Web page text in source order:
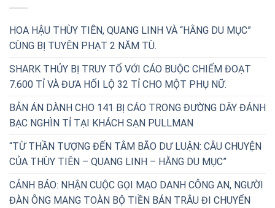
HOA HẬU THÙY TIÊN, QUANG LINH VÀ “HẰNG DU MỤC”
CÙNG BỊ TUYÊN PHẠT 2 NĂM TÙ.
SHARK THỦY BỊ TRUY TỐ VỚI CÁO BUỘC CHIẾM ĐOẠT
7.600 TỈ VÀ ĐƯA HỐI LỘ 32 TỈ CHO MỘT PHỤ NỮ.
BẢN ÁN DÀNH CHO 141 BỊ CÁO TRONG ĐƯỜNG DÂY ĐÁNH
BẠC NGHÌN TỈ TẠI KHÁCH SẠN PULLMAN
“TỪ THẦN TƯỢNG ĐẾN TÂM BÃO DƯ LUẬN: CÂU CHUYỆN
CỦA THÙY TIÊN – QUANG LINH – HẰNG DU MỤC”
CẢNH BÁO: NHẬN CUỘC GỌI MẠO DANH CÔNG AN, NGƯỜI
ĐÀN ÔNG MANG TOÀN BỘ TIỀN BÁN TRÂU ĐI CHUYỂN